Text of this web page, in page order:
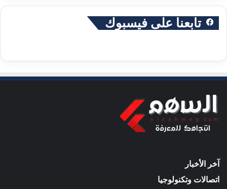
تابعنا على فيسبوك
آخر الأخبار
اتصالات وتكنولوجيا